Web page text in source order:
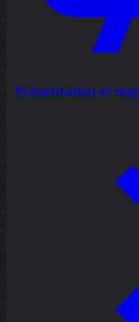
Présentation et